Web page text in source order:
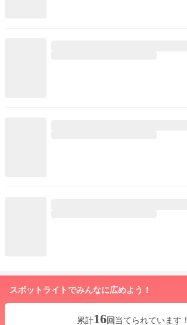
スポットライトでみんなに広めよう！
累計16回当てられています！